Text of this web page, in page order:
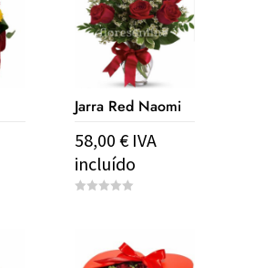
Jarra Red Naomi
58,00€ IVA
incluído